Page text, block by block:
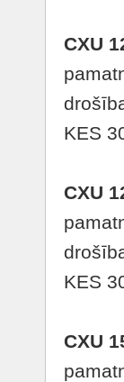
CXU
KES
CXU
KES
CXU